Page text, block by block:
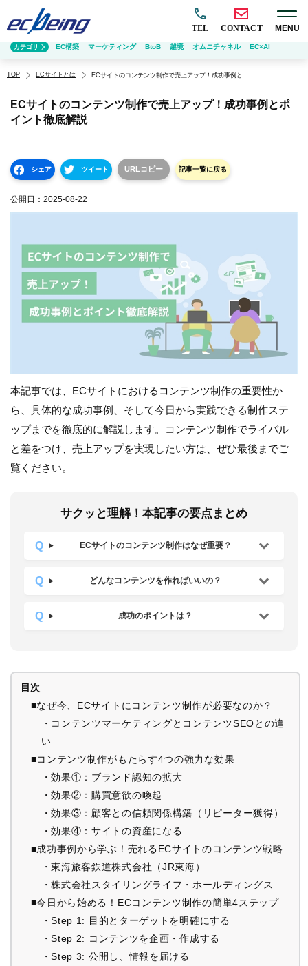
TEL CONTACT MENU
TOP ECサイトとは ECサイトのコンテンツ制作で売上アップ！成功事例とポイント徹底解説
ECサイトのコンテンツ制作で売上アップ！成功事例とポ
イント徹底解説
シェア ツイート URLコピー 記事一覧に戻る
公開日： 2025-08-22
本記事では、ECサイトにおけるコンテンツ制作の重要性か
ら、具体的な成功事例、そして今日から実践できる制作ステ
ップまでを徹底的に解説します。コンテンツ制作でライバル
と差をつけ、売上アップを実現したい方は、ぜひ最後までご
覧ください。
サクッと理解！本記事の要点まとめ
ECサイトのコンテンツ制作はなぜ重要？
どんなコンテンツを作ればいいの？
成功のポイントは？
目次
■なぜ今、ECサイトにコンテンツ制作が必要なのか？
・コンテンツマーケティングとコンテンツSEOとの違
い
■コンテンツ制作がもたらす4つの強力な効果
・効果①：ブランド認知の拡大
・効果②：購買意欲の喚起
・効果③：顧客との信頼関係構築（リピーター獲得）
・効果④：サイトの資産になる
■成功事例から学ぶ！売れるECサイトのコンテンツ戦略
・東海旅客鉄道株式会社（JR東海）
・株式会社スタイリングライフ・ホールディングス
■今日から始める！ECコンテンツ制作の簡単4ステップ
・Step 1: 目的とターゲットを明確にする
・Step 2: コンテンツを企画・作成する
・Step 3: 公開し、情報を届ける
カテゴリ EC構築 マーケティング BtoB 越境 オムニチャネル EC×AI